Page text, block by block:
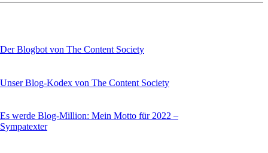
Der Blogbot von The Content Society
Unser Blog-Kodex von The Content Society
Es werde Blog-Million: Mein Motto für 2022 –
Sympatexter